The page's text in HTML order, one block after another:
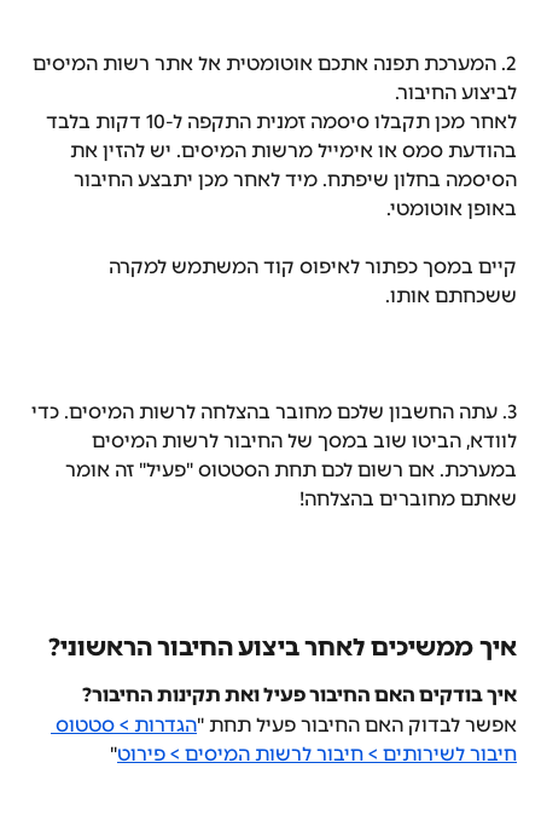
2. המערכת תפנה אתכם אוטומטית אל אתר רשות המיסים
לביצוע החיבור.
לאחר מכן תקבלו סיסמה זמנית התקפה ל-10 דקות בלבד
בהודעת סמס או אימייל מרשות המיסים. יש להזין את
הסיסמה בחלון שיפתח. מיד לאחר מכן יתבצע החיבור
באופן אוטומטי.
קיים במסך כפתור לאיפוס קוד המשתמש למקרה
ששכחתם אותו.
3. עתה החשבון שלכם מחובר בהצלחה לרשות המיסים. כדי
לוודא, הביטו שוב במסך של החיבור לרשות המיסים
במערכת. אם רשום לכם תחת הסטטוס "פעיל" זה אומר
שאתם מחוברים בהצלחה!
איך ממשיכים לאחר ביצוע החיבור הראשוני?
איך בודקים האם החיבור פעיל ואת תקינות החיבור?
אפשר לבדוק האם החיבור פעיל תחת "הגדרות > סטטוס
חיבור לשירותים > חיבור לרשות המיסים > פירוט"